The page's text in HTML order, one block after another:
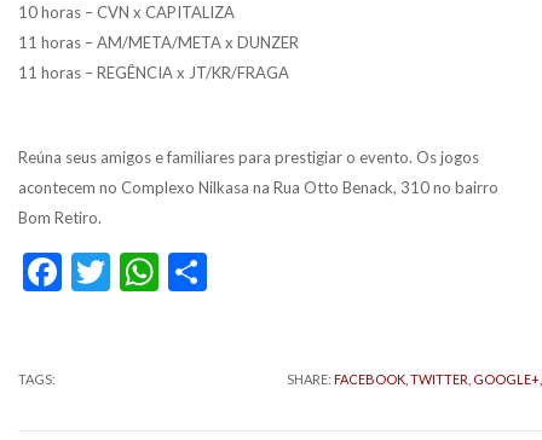
10 horas – CVN x CAPITALIZA
11 horas – AM/META/META x DUNZER
11 horas – REGÊNCIA x JT/KR/FRAGA
Reúna seus amigos e familiares para prestigiar o evento. Os jogos
acontecem no Complexo Nilkasa na Rua Otto Benack, 310 no bairro
Bom Retiro.
Facebook
TwitterWhatsApp
TAGS: SHARE: FACEBOOK, TWITTER, GOOGLE+,